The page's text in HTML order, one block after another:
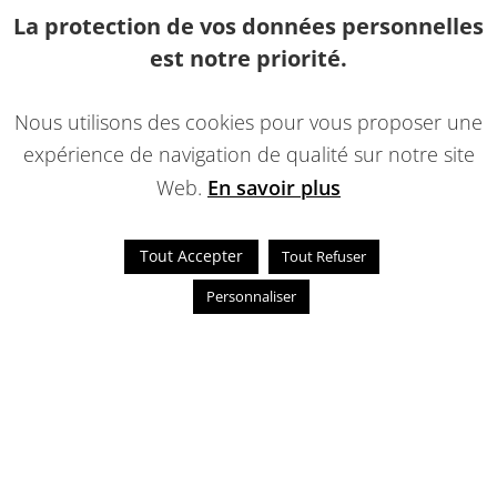
La protection de vos données personnelles
est notre priorité.
Nous utilisons des cookies pour vous proposer une
expérience de navigation de qualité sur notre site
Web. En savoir plus
Tout Accepter
Tout Refuser
Personnaliser